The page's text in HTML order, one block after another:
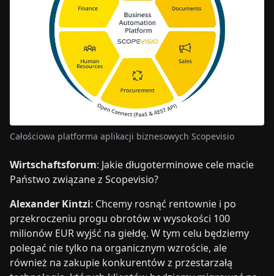
Całościowa platforma aplikacji biznesowych Scopevisio
Wirtschaftsforum: Jakie długoterminowe cele macie
Państwo związane z Scopevisio?
Alexander Kintzi: Chcemy rosnąć rentownie i po
przekroczeniu progu obrotów w wysokości 100
milionów EUR wyjść na giełdę. W tym celu będziemy
polegać nie tylko na organicznym wzroście, ale
również na zakupie konkurentów z przestarzałą